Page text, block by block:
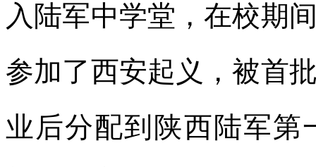
入陆军中学堂，在校期
参加了西安起义，被首
业后分配到陕西陆军第